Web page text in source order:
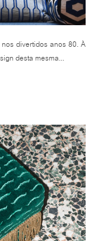
divertidos anos 80. À
desta mesma...